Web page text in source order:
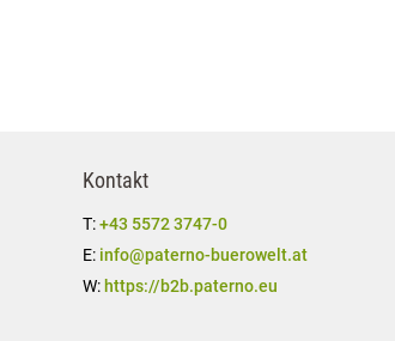
Kontakt
T:+43 5572 3747-0
E: info@paterno-buerowelt.at
W: https://b2b.paterno.eu